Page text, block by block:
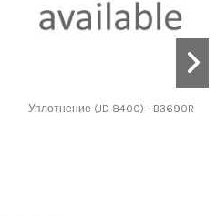
Уплотнение (JD 8400) - B3690R